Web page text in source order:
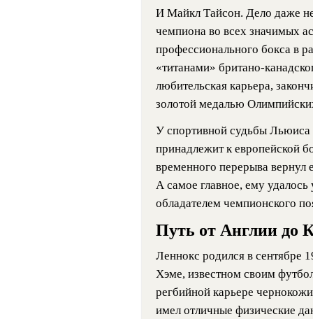
И Майкл Тайсон. Дело даже
чемпиона во всех значимых
профессионального бокса в
«титанами» британо-
любительская карьера,
золотой медалью
У спортивной судьбы Льюиса
принадлежит к европейской
временного перерыва вернул
А самое главное, ему
обладателем чемпионского
Путь от Англии до
Леннокс родился в сентябре
Хэме, известном своим
регбийной карьере
имел отличные физические